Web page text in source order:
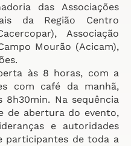
das Associações
da Região Centro
Associação
Mourão (Acicam),
às 8 horas, com a
com café da manhã,
Na sequência
de abertura do evento,
e autoridades
participantes de toda a